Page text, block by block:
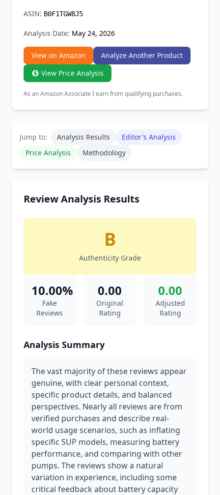
ASIN: B0F1TGW8J5
Analysis Date: May 24, 2026
View on Amazon
Analyze Another Product
View Price Analysis
As an Amazon Associate I earn from qualifying purchases.
Jump to: Analysis Results
Editor's Analysis
Price Analysis
Methodology
Review Analysis Results
B
Authenticity Grade
10.00%
Fake
Reviews
0.00
Original
Rating
0.00
Adjusted
Rating
Analysis Summary
The vast majority of these reviews appear
genuine, with clear personal context,
specific product details, and balanced
perspectives. Nearly all reviews are from
verified purchases and describe real-
world usage scenarios, such as inflating
specific SUP models, measuring battery
performance, and comparing with other
pumps. The reviews show a natural
variation in experience, including some
critical feedback about battery capacity